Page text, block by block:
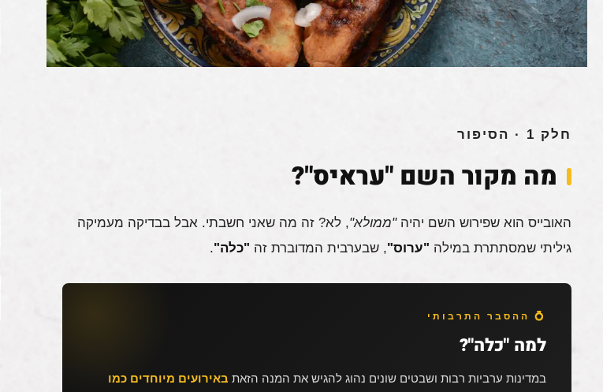
חלק 1 · הסיפור
מה מקור השם "עראיס"?
האובייס הוא שפירוש השם יהיה"ממולא", לא? זה מה שאני חשבתי. אבל בבדיקה מעמיקה
גיליתי שמסתתרת במילה "ערוס", שבערבית המדוברת זה "כלה".
💍 ההסבר התרבותי
למה "כלה"?
במדינות ערביות רבות ושבטים שונים נהוג להגיש את המנה הזאת באירועים מיוחדים כמו